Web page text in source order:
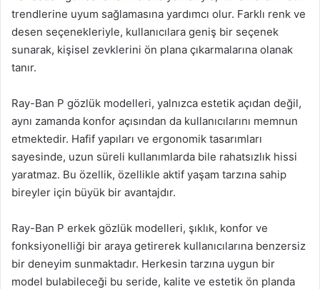
trendlerine uyum sağlamasına yardımcı olur. Farklı renk ve
desen seçenekleriyle, kullanıcılara geniş bir seçenek
sunarak, kişisel zevklerini ön plana çıkarmalarına olanak
tanır.
Ray-Ban P gözlük modelleri, yalnızca estetik açıdan değil,
aynı zamanda konfor açısından da kullanıcılarını memnun
etmektedir. Hafif yapıları ve ergonomik tasarımları
sayesinde, uzun süreli kullanımlarda bile rahatsızlık hissi
yaratmaz. Bu özellik, özellikle aktif yaşam tarzına sahip
bireyler için büyük bir avantajdır.
Ray-Ban P erkek gözlük modelleri, şıklık, konfor ve
fonksiyonelliği bir araya getirerek kullanıcılarına benzersiz
bir deneyim sunmaktadır. Herkesin tarzına uygun bir
model bulabileceği bu seride, kalite ve estetik ön planda